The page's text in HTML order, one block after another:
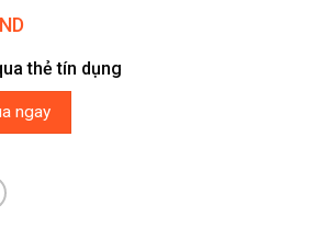
thẻ tín dụng
Inverter 18000BTU HIH18TMU số lượng
ngay